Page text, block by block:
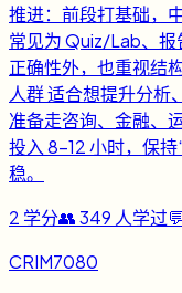
推进：前段打基础，
常见为 Quiz/Lab、
正确性外，也重视结
人群 适合想提升分析
准备走咨询、金融、
投入 8-12 小时，保
稳。
2 学分👥349 人学过💬
CRIM7080